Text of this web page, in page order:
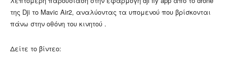
της Dji το Mavic Air2, αναλύοντας τα υπομενού που βρίσκονται
πάνω στην οθόνη του κινητού .
Δείτε το βίντεο: